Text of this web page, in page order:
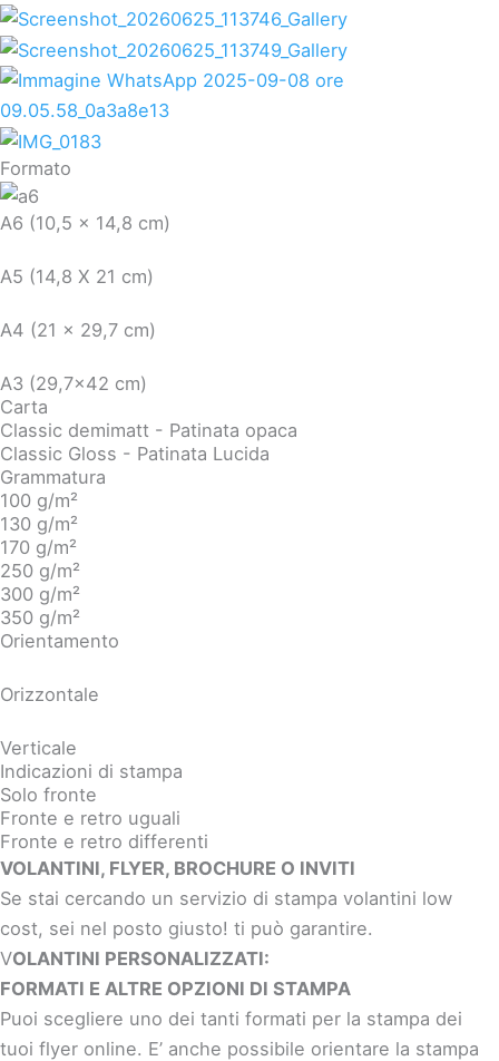
Formato
A6 (10,5 x 14,8 cm)
A5 (14,8 X 21 cm)
A4 (21 x 29,7 cm)
A3 (29,7x42 cm)
Carta
Classic demimatt - Patinata opaca
Classic Gloss - Patinata Lucida
Grammatura
100 g/m²
130 g/m²
170 g/m²
250 g/m²
300 g/m²
350 g/m²
Orientamento
Orizzontale
Verticale
Indicazioni di stampa
Solo fronte
Fronte e retro uguali
Fronte e retro differenti
VOLANTINI, FLYER, BROCHURE O INVITI
Se stai cercando un servizio di stampa volantini low
cost, sei nel posto giusto! ti può garantire.
VOLANTINI PERSONALIZZATI:
FORMATI E ALTRE OPZIONI DI STAMPA
Puoi scegliere uno dei tanti formati per la stampa dei
tuoi flyer online. E’ anche possibile orientare la stampa